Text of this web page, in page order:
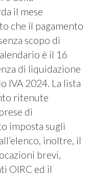
il mese
che il pagamento
scopo di
è il 16
di liquidazione
IVA 2024. La lista
ritenute
di
imposta sugli
inoltre, il
brevi,
OIRC ed il